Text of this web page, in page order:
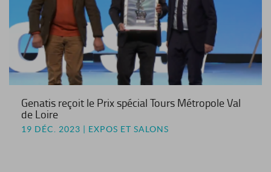
Genatis reçoit le Prix spécial Tours Métropole Val
de Loire
19 DÉC. 2023 | EXPOS ET SALONS